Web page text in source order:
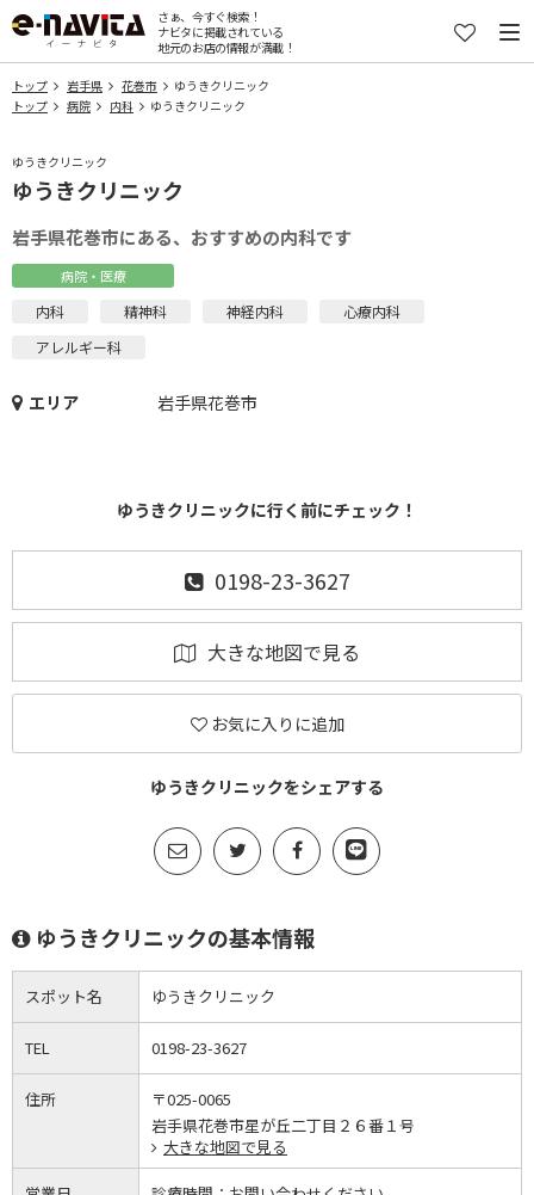
さぁ、今すぐ検索！
ナビタに掲載されている
地元のお店の情報が満載！
トップ 岩手県 花巻市
ゆうきクリニック
トップ
病院 内科 ゆうきクリニック
ゆうきクリニック
ゆうきクリニック
岩手県花巻市にある、おすすめの内科です
病院・医療
内科 精神科 神経内科
心療内科
アレルギー科
エリア 岩手県花巻市
ゆうきクリニックに行く前にチェック！
0198-23-3627
大きな地図で見る
お気に入りに追加
ゆうきクリニックをシェアする
ゆうきクリニックの基本情報
スポット名 ゆうきクリニック
TEL 0198-23-3627
住所
〒025-0065
岩手県花巻市星が丘二丁目２６番１号
大きな地図で見る